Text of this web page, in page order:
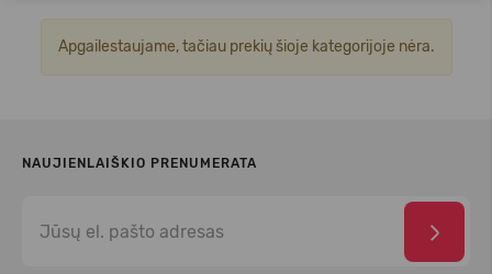
Apgailestaujame, tačiau prekių šioje kategorijoje nėra.
NAUJIENLAIŠKIO PRENUMERATA